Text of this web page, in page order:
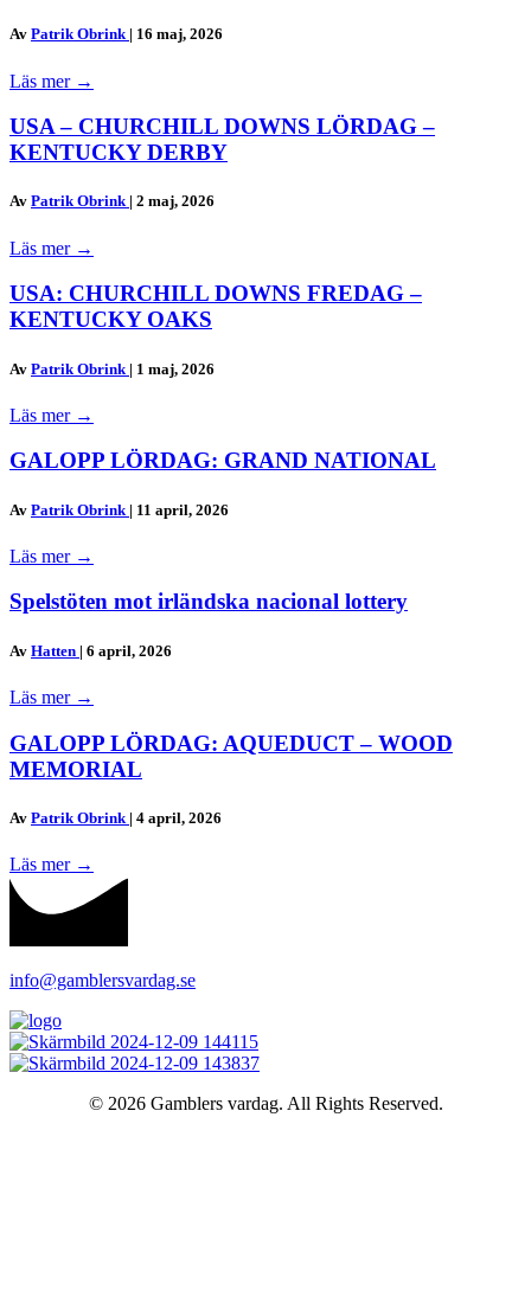
Av Patrik Obrink | 16 maj, 2026
Läs mer →
USA – CHURCHILL DOWNS LÖRDAG –
KENTUCKY DERBY
Av Patrik Obrink | 2 maj, 2026
Läs mer →
USA: CHURCHILL DOWNS FREDAG –
KENTUCKY OAKS
Av Patrik Obrink | 1 maj, 2026
Läs mer →
GALOPP LÖRDAG: GRAND NATIONAL
Av Patrik Obrink | 11 april, 2026
Läs mer →
Spelstöten mot irländska nacional lottery
Av Hatten | 6 april, 2026
Läs mer →
GALOPP LÖRDAG: AQUEDUCT – WOOD
MEMORIAL
Av Patrik Obrink | 4 april, 2026
Läs mer →
info@gamblersvardag.se
© 2026 Gamblers vardag. All Rights Reserved.